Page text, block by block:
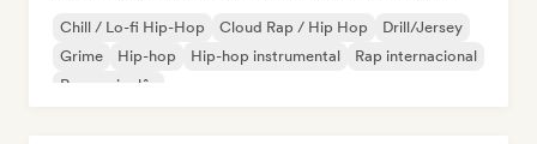
Chill / Lo-fi Hip-Hop Cloud Rap / Hip Hop
Drill/Jersey
Grime
Hip-hop Hip-hop instrumental
Rap internacional
Rap em inglês